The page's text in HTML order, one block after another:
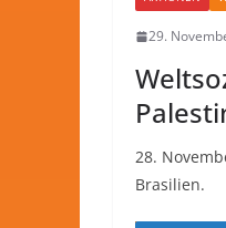
29.
28.
Brasilien.